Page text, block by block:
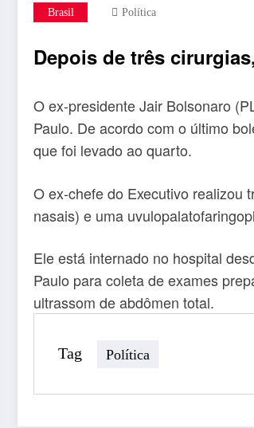
Brasil Política
Depois de três
O ex-presidente Jair Bolsonaro
Paulo. De acordo com o último
que foi levado ao quarto.
O ex-chefe do Executivo realizou
nasais) e uma
Ele está internado no hospital
Paulo para coleta de exames
ultrassom de abdômen total.
Tag Política